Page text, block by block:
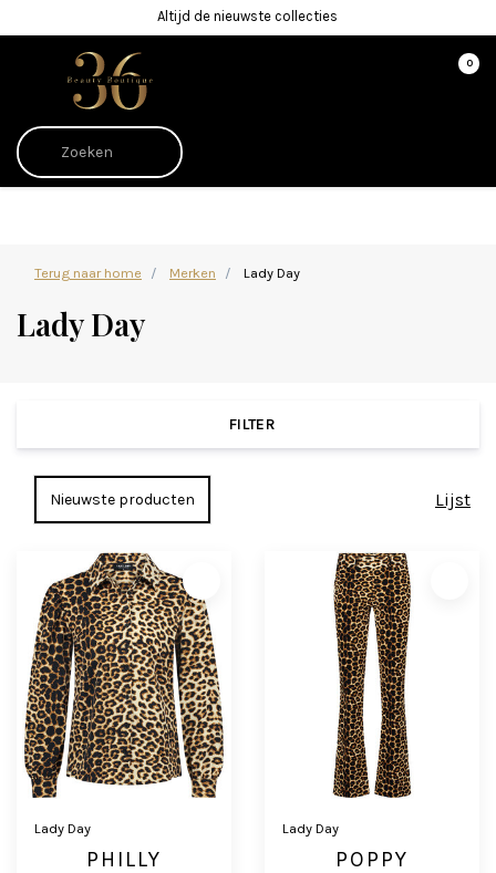
Altijd de nieuwste collecties
0
Terug naar home Merken Lady Day
Lady Day
FILTER
Lijst
Lady Day
PHILLY
Lady Day
POPPY